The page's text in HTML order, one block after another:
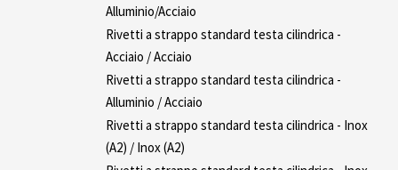
Alluminio/Acciaio
Rivetti a strappo standard testa cilindrica -
Acciaio / Acciaio
Rivetti a strappo standard testa cilindrica -
Alluminio / Acciaio
Rivetti a strappo standard testa cilindrica - Inox
(A2) / Inox (A2)